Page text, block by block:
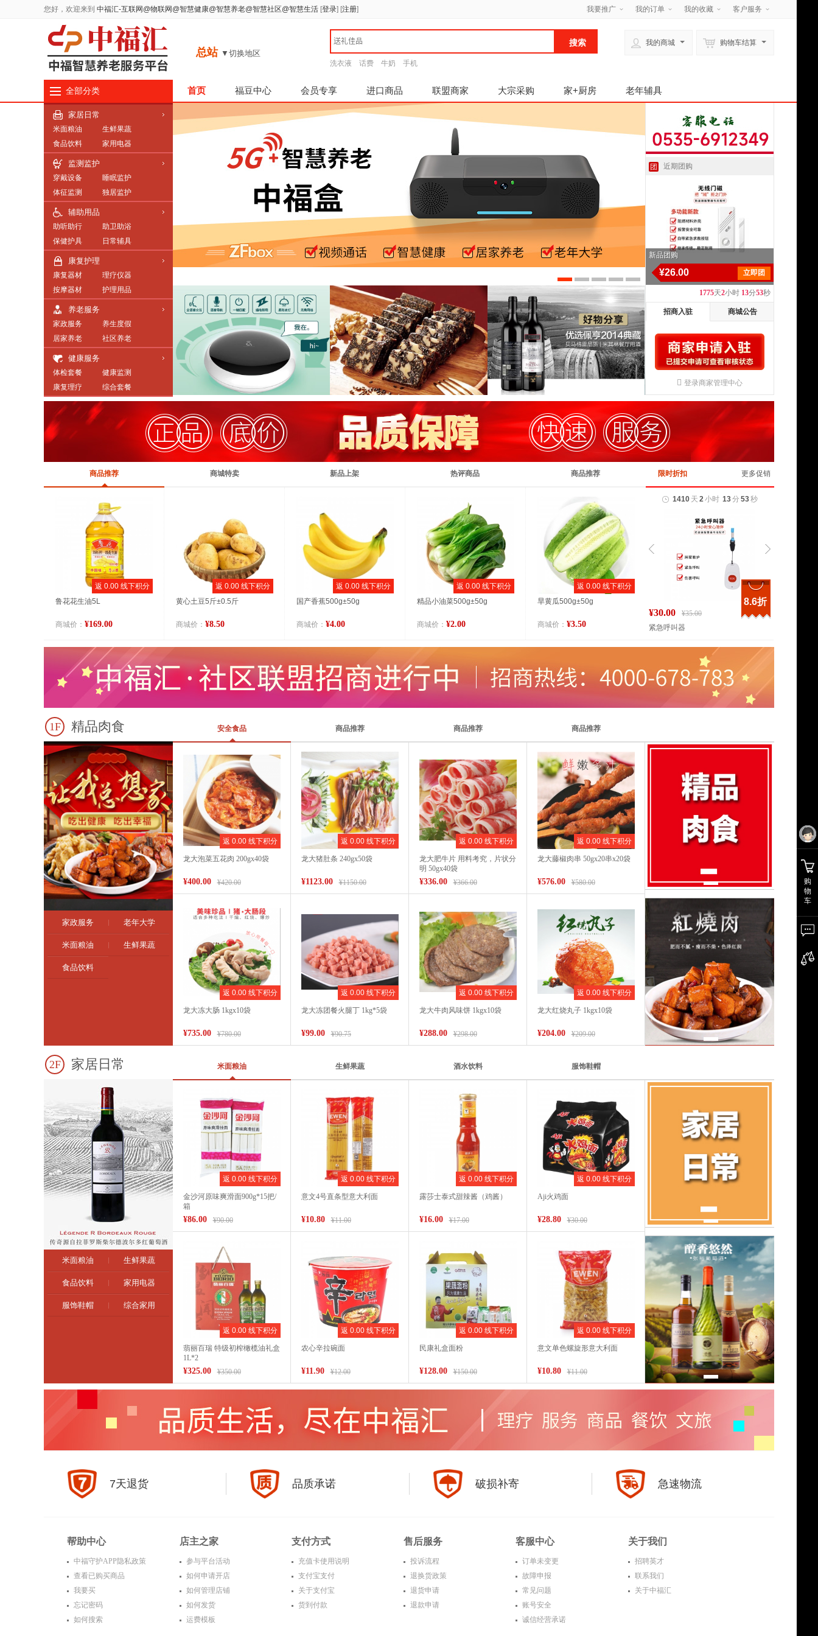
购
物
车
您好，欢迎来到 中福汇-互联网@物联网@智慧健康@智慧养老@智慧社区@智慧生活 [登录] [注册] 我要推广 我的订单 我的收藏 客户服务
总站 ▼切换地区
洗衣液 话费 牛奶 手机
我的商城 购物车结算
全部分类
家居日常
米面粮油
生鲜果蔬
食品饮料
家用电器
服饰鞋帽
监测监护
穿戴设备
睡眠监护
体征监测
独居监护
辅助用品
助听助行
助卫助浴
保健护具
日常辅具
康复护理
康复器材
理疗仪器
按摩器材
护理用品
养老服务
家政服务
养生度假
居家养老
社区养老
旅居养老
健康服务
体检套餐
健康监测
康复理疗
综合套餐
首页 福豆中心 会员专享 进口商品 联盟商家 大宗采购 家+厨房 老年辅具
团 近期团购
新品团购
¥26.00 立即团
1775天2小时 13分52秒
招商入驻 商城公告
登录商家管理中心
商品推荐 商城特卖 新品上架 热评商品 商品推荐
鲁花花生油5L
商城价： ¥169.00
返 0.00 线下积分
黄心土豆5斤±0.5斤
商城价： ¥8.50
返 0.00 线下积分
国产香蕉500g±50g
商城价： ¥4.00
返 0.00 线下积分
精品小油菜500g±50g
商城价： ¥2.00
返 0.00 线下积分
旱黄瓜500g±50g
商城价： ¥3.50
返 0.00 线下积分
限时折扣 更多促销
家用燃气报警器天然气煤气探测仪 紧急呼叫器
¥30.00 ¥35.00
8.6折
1410 天 2小时 13分 52秒
1F 精品肉食
家政服务 老年大学
米面粮油 生鲜果蔬
食品饮料
安全食品 商品推荐 商品推荐 商品推荐
龙大泡菜五花肉 200gx40袋
¥400.00 ¥420.00
返 0.00 线下积分
龙大猪肚条 240gx50袋
¥1123.00 ¥1150.00
返 0.00 线下积分
龙大肥牛片 用料考究，片状分
明 50gx40袋
¥336.00 ¥366.00
返 0.00 线下积分
龙大藤椒肉串 50gx20串x20袋
¥576.00 ¥580.00
返 0.00 线下积分
龙大冻大肠 1kgx10袋
¥735.00 ¥780.00
返 0.00 线下积分
龙大冻团餐火腿丁 1kg*5袋
¥99.00 ¥90.75
返 0.00 线下积分
龙大牛肉风味饼 1kgx10袋
¥288.00 ¥298.00
返 0.00 线下积分
龙大红烧丸子 1kgx10袋
¥204.00 ¥209.00
返 0.00 线下积分
2F 家居日常
米面粮油 生鲜果蔬
食品饮料 家用电器
服饰鞋帽 综合家用
米面粮油 生鲜果蔬 酒水饮料 服饰鞋帽
金沙河原味爽滑面900g*15把/
箱
¥86.00 ¥90.00
返 0.00 线下积分
意文4号直条型意大利面
¥10.80 ¥11.00
返 0.00 线下积分
露莎士泰式甜辣酱（鸡酱）
¥16.00 ¥17.00
返 0.00 线下积分
Aji火鸡面
¥28.80 ¥30.00
返 0.00 线下积分
翡丽百瑞 特级初榨橄榄油礼盒
1L*2
¥325.00 ¥350.00
返 0.00 线下积分
农心辛拉碗面
¥11.90 ¥12.00
返 0.00 线下积分
民康礼盒面粉
¥128.00 ¥150.00
返 0.00 线下积分
意文单色螺旋形意大利面
¥10.80 ¥11.00
返 0.00 线下积分
7天退货 品质承诺 破损补寄 急速物流
帮助中心
中福守护APP隐私政策
查看已购买商品
我要买
忘记密码
如何搜索
店主之家
参与平台活动
如何申请开店
如何管理店铺
如何发货
运费模板
支付方式
充值卡使用说明
支付宝支付
关于支付宝
货到付款
售后服务
投诉流程
退换货政策
退货申请
退款申请
客服中心
订单未变更
故障申报
常见问题
账号安全
诚信经营承诺
关于我们
招聘英才
联系我们
关于中福汇